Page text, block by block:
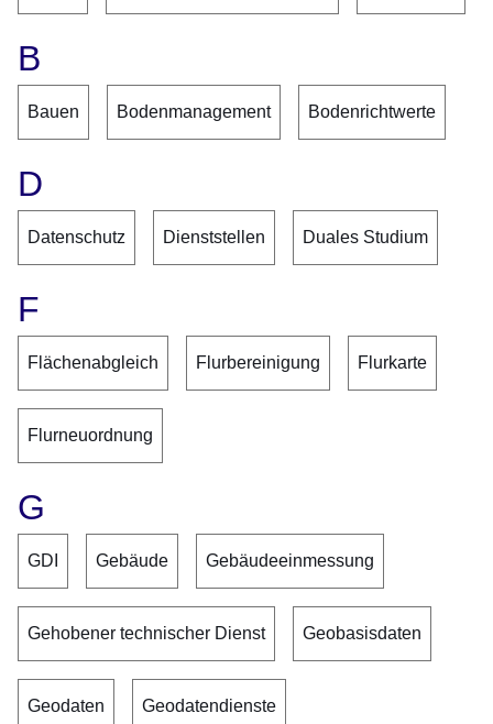
B
Bauen Bodenmanagement Bodenrichtwerte
D
Datenschutz Dienststellen Duales Studium
F
Flächenabgleich Flurbereinigung Flurkarte
Flurneuordnung
G
GDI Gebäude Gebäudeeinmessung
Gehobener technischer Dienst Geobasisdaten
Geodaten Geodatendienste